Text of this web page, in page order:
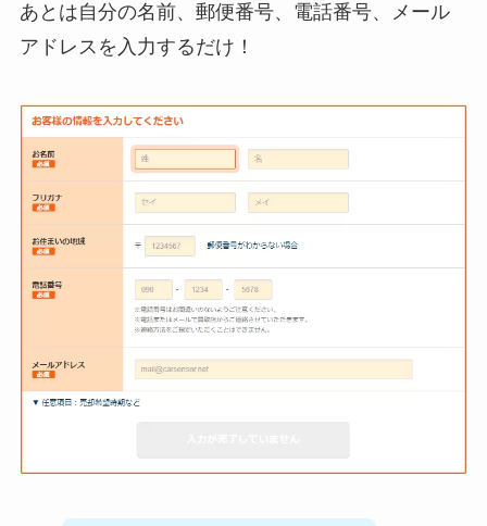
あとは自分の名前、郵便番号、電話番号、メール
アドレスを入力するだけ！